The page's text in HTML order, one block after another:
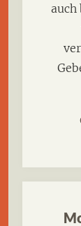
auch